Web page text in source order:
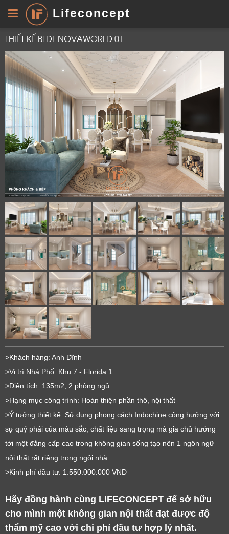
Lifeconcept
THIẾT KẾ BTDL NOVAWORLD 01
>Khách hàng: Anh Đĩnh
>Vị trí Nhà Phố: Khu 7 - Florida 1
>Diện tích: 135m2, 2 phòng ngủ
>Hạng mục công trình: Hoàn thiện phần thô, nội thất
>Ý tưởng thiết kế: Sử dụng phong cách Indochine cộng hưởng với
sự quý phái của màu sắc, chất liệu sang trọng mà gia chủ hướng
tới một đẳng cấp cao trong không gian sống tạo nên 1 ngôn ngữ
nội thất rất riêng trong ngôi nhà
>Kinh phí đầu tư: 1.550.000.000 VND
Hãy đồng hành cùng LIFECONCEPT để sở hữu
cho mình một không gian nội thất đạt được độ
thẩm mỹ cao với chi phí đầu tư hợp lý nhất.